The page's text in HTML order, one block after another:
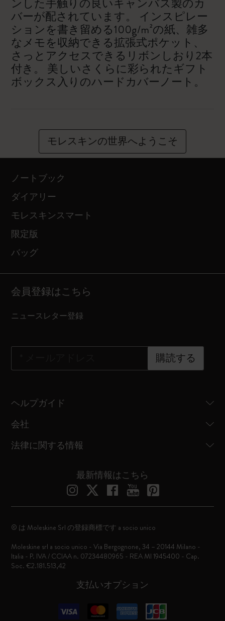
ンした手触りの良いキャンバス製のカ
バーが配されています。 インスピレー
ションを書き留める100g/m²の紙、雑多
なメモを収納できる拡張式ポケット、
さっとアクセスできるリボンしおり2本
付き。 美しいさくらに彩られたギフト
ボックス入りのハードカバーノート。
モレスキンの世界へようこそ
ノートブック
ダイアリー
モレスキンスマート
限定版
バッグ
会員登録はこちら
ニュースレター登録
購読する
ヘルプガイド
会社
法律に関する情報
最新情報はこちら
支払いオプション
© は Moleskine Srl の登録商標です a socio unico
Moleskine srl a socio unico - Via Bergognone, 34 – 20144 Milano -
Italia - P. IVA / CCIAA n. 07234480965 - REA MI 1945400 - Cap.
Soc. €2.181.513,42